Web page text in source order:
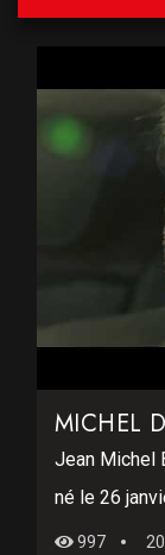
Jean Michel
né le 26
997